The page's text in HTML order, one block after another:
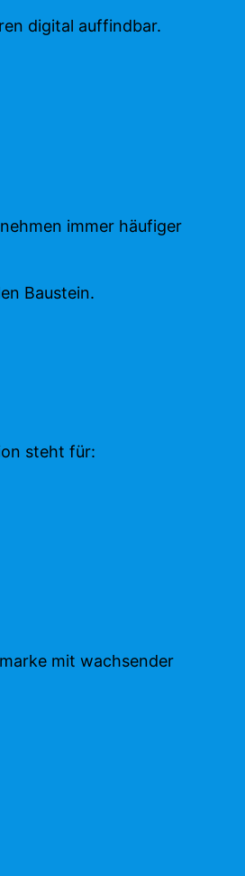
digital auffindbar.
immer häufiger
Baustein.
steht für:
mit wachsender